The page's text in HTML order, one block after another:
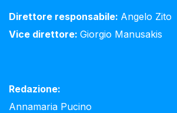
Direttore responsabile: Angelo Zito
Vice direttore: Giorgio Manusakis
Redazione:
Annamaria Pucino